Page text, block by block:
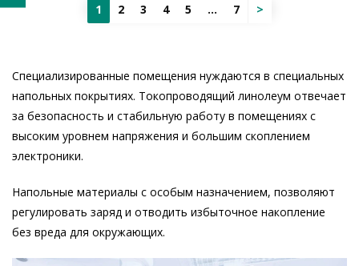
1 2 3 4 5 ... 7 >
Специализированные помещения нуждаются в специальных
напольных покрытиях. Токопроводящий линолеум отвечает
за безопасность и стабильную работу в помещениях с
высоким уровнем напряжения и большим скоплением
электроники.
Напольные материалы с особым назначением, позволяют
регулировать заряд и отводить избыточное накопление
без вреда для окружающих.